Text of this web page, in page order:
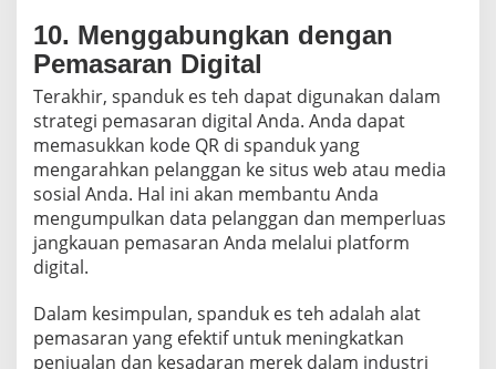
10. Menggabungkan dengan
Pemasaran Digital
Terakhir, spanduk es teh dapat digunakan dalam
strategi pemasaran digital Anda. Anda dapat
memasukkan kode QR di spanduk yang
mengarahkan pelanggan ke situs web atau media
sosial Anda. Hal ini akan membantu Anda
mengumpulkan data pelanggan dan memperluas
jangkauan pemasaran Anda melalui platform
digital.
Dalam kesimpulan, spanduk es teh adalah alat
pemasaran yang efektif untuk meningkatkan
penjualan dan kesadaran merek dalam industri